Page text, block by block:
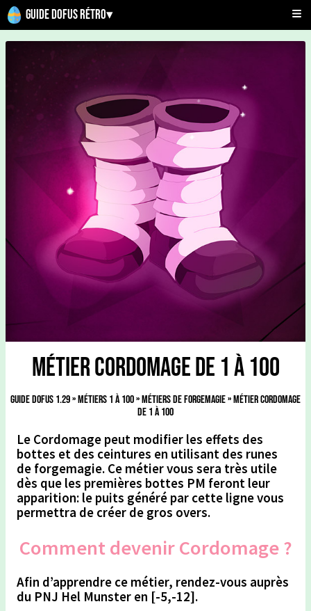
Guide Dofus Rétro▾
Métier Cordomage de 1 à 100
Guide Dofus 1.29»Métiers 1 à 100»Métiers de Forgemagie»Métier Cordomage
de 1 à 100
Le Cordomage peut modifier les effets des
bottes et des ceintures en utilisant des runes
de forgemagie. Ce métier vous sera très utile
dès que les premières bottes PM feront leur
apparition: le puits généré par cette ligne vous
permettra de créer de gros overs.
Comment devenir Cordomage ?
Afin d’apprendre ce métier, rendez-vous auprès
du PNJ Hel Munster en [-5,-12].